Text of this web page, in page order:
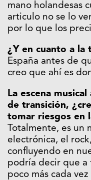
mano holandesas
articulo no se lo
por lo que los
¿Y en cuanto a la
España antes de
creo que ahí es
La escena
de transición,
tomar riesgos en
Totalmente, es un
electrónica, el
confluyendo en
podría decir que a
poco más cada